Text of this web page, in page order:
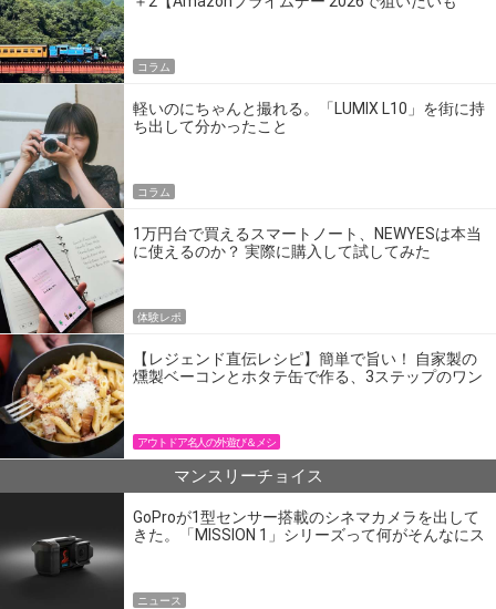
コラム
軽いのにちゃんと撮れる。「LUMIX L10」を街に持
ち出して分かったこと
コラム
1万円台で買えるスマートノート、NEWYESは本当
に使えるのか？ 実際に購入して試してみた
体験レポ
【レジェンド直伝レシピ】簡単で旨い！ 自家製の
燻製ベーコンとホタテ缶で作る、3ステップのワン
アウトドア名人の外遊び＆メシ
マンスリーチョイス
GoProが1型センサー搭載のシネマカメラを出して
きた。「MISSION 1」シリーズって何がそんなにス
ニュース